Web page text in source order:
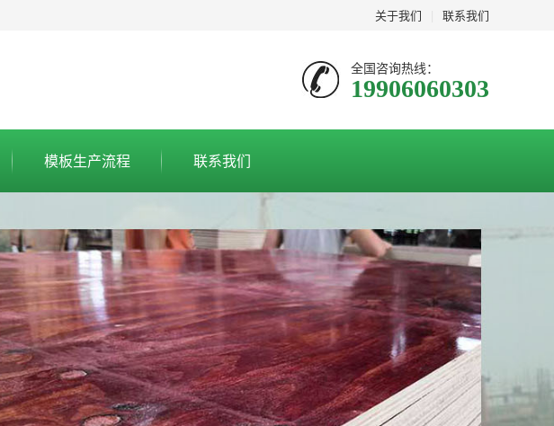
关于我们 联系我们
全国咨询热线：
19906060303
模板生产流程 联系我们